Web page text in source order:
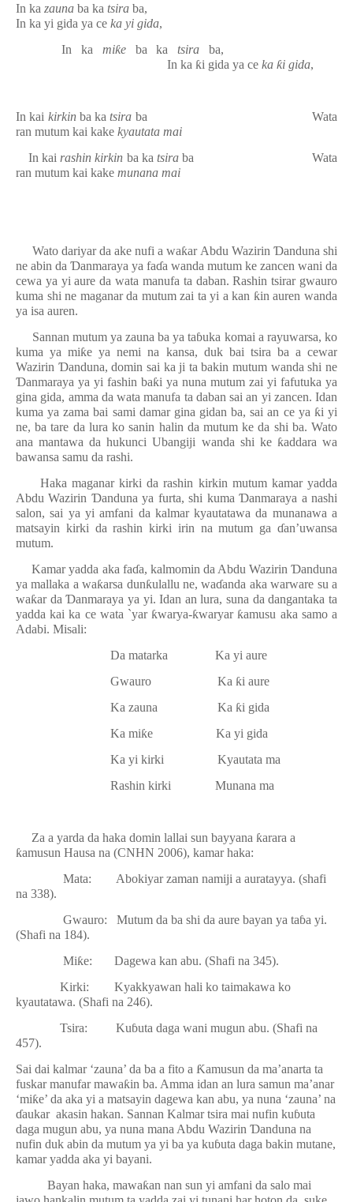
In kazauna ba katsira ba,
In ka yi gida ya ce ka yi gida,
In ka miƙeba ka tsiraba,
In ka ƙi gida ya ce ka ƙi gida,
In kai kirkinba katsira ba
Wata
ran mutum kai kake kyautata mai
In kai rashin kirkin ba ka tsiraba
Wata
ran mutum kai kake munana mai
Wato dariyar da ake nufi a waƙar Abdu Wazirin Ɗanduna shi
ne abin da Ɗanmaraya ya faɗa wanda mutum ke zancen wani da
cewa ya yi aure da wata manufa ta daban. Rashin tsirar gwauro
kuma shi ne maganar da mutum zai ta yi a kan ƙin auren wanda
ya isa auren.
Sannan mutum ya zauna ba ya taɓuka komai a rayuwarsa, ko
kuma ya miƙe ya nemi na kansa, duk bai tsira ba a cewar
Wazirin Ɗanduna, domin sai ka ji ta bakin mutum wanda shi ne
Ɗanmaraya ya yi fashin baƙi ya nuna mutum zai yi fafutuka ya
gina gida, amma da wata manufa ta daban sai an yi zancen. Idan
kuma ya zama bai sami damar gina gidan ba, sai an ce ya ƙi yi
ne, ba tare da lura ko sanin halin da mutum ke da shi ba. Wato
ana mantawa da hukunci Ubangiji wanda shi ke ƙaddara wa
bawansa samu da rashi.
Haka maganar kirki da rashin kirkin mutum kamar yadda
Abdu Wazirin Ɗanduna ya furta, shi kumaƊanmaraya a nashi
salon, sai ya yi amfani da kalmar kyautatawa da munanawa a
matsayin kirki da rashin kirki irin na mutum ga ɗan’uwansa
mutum.
Kamar yadda aka faɗa, kalmomin da Abdu WazirinƊanduna
ya mallaka a waƙarsa dunƙulallu ne, waɗanda aka warware su a
waƙar daƊanmaraya ya yi. Idan an lura, suna da dangantaka ta
yadda kai ka ce wata `yar ƙwarya-ƙwaryar ƙamusu aka samo a
Adabi. Misali:
Da matarka
Ka yi aure
Gwauro
Ka ƙi aure
Ka zauna
Ka ƙi gida
Ka miƙe
Ka yi gida
Ka yi kirki
Kyautata ma
Rashin kirki
Munana ma
Za a yarda da haka domin lallai sun bayyana ƙarara a
ƙamusun Hausa na (CNHN 2006), kamar haka:
Mata:
Abokiyar zaman namiji a auratayya. (shafi
na 338).
Gwauro:
Mutum da ba shi da aure bayan ya taɓa yi.
(Shafi na 184).
Miƙe:
Dagewa kan abu. (Shafi na 345).
Kirki:
Kyakkyawan hali ko taimakawa ko
kyautatawa. (Shafi na 246).
Tsira:
Kuɓuta daga wani mugun abu. (Shafi na
457).
Sai dai kalmar ‘zauna’ da ba a fito a Ƙamusun da ma’anarta ta
fuskar manufar mawaƙin ba. Amma idan an lura samun ma’anar
‘miƙe’ da aka yi a matsayin dagewa kan abu, ya nuna ‘zauna’ na
ɗaukar akasin hakan. Sannan Kalmar tsira mai nufin kuɓuta
daga mugun abu, ya nuna mana Abdu Wazirin Ɗanduna na
nufin duk abin da mutum ya yi ba ya kuɓuta daga bakin mutane,
kamar yadda aka yi bayani.
Bayan haka, mawaƙan nan sun yi amfani da salo mai